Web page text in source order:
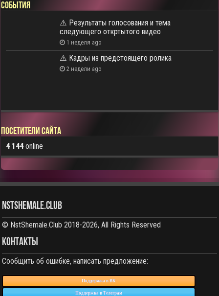
СОБЫТИЯ
⚠️ Результаты голосования и тема
следующего откртытого видео
1 неделя ago
⚠️ Кадры из предстоящего ролика
2 недели ago
Посетители сайта
4 144online
NstShemale.Club
© NstShemale.Club 2018-2026, All Rights Reserved
КОНТАКТЫ
Сообщить об ошибке, написать предложение:
Поддержка в ВК
Поддержка в Телеграм